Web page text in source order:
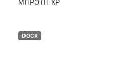
DOCX